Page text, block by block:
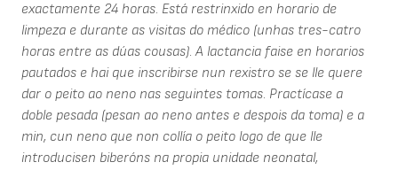
exactamente 24 horas. Está restrinxido en horario de
limpeza e durante as visitas do médico (unhas tres-catro
horas entre as dúas cousas). A lactancia faise en horarios
pautados e hai que inscribirse nun rexistro se se lle quere
dar o peito ao neno nas seguintes tomas. Practícase a
doble pesada (pesan ao neno antes e despois da toma) e a
min, cun neno que non collía o peito logo de que lle
introducisen biberóns na propia unidade neonatal,